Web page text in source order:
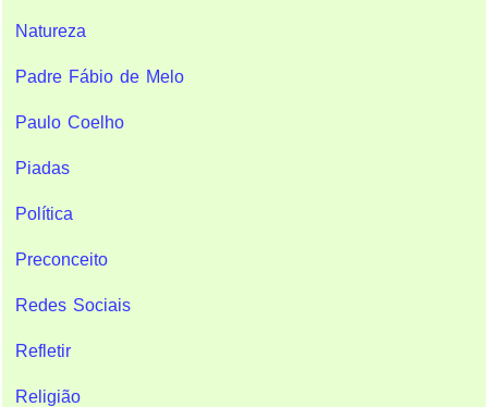
Natureza
Padre Fábio de Melo
Paulo Coelho
Piadas
Política
Preconceito
Redes Sociais
Refletir
Religião